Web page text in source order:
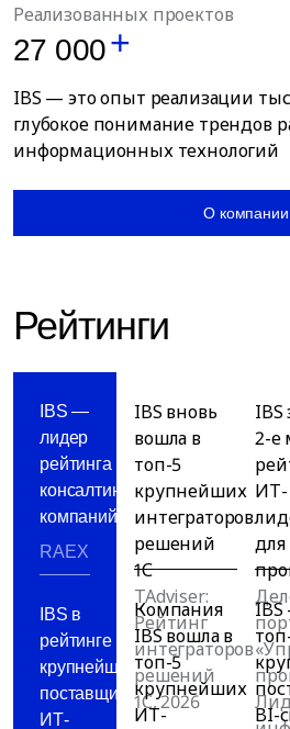
Реализованных проектов
27 000
IBS — это опыт реализации
глубокое понимание трендов
информационных технологий
О компании
Рейтинги
IBS —
лидер
рейтинга
консалтинговых
компаний
RAEX
IBS в
рейтинге
крупнейших
поставщиков
ИТ-
IBS вновь
вошла в
топ-5
крупнейших
интеграторов
решений
1С
TAdviser:
Рейтинг
интеграторов
решений
1С, 2026
Компания
IBS вошла в
топ-5
крупнейших
ИТ-
IBS
2-е
ИТ-
для
BI-